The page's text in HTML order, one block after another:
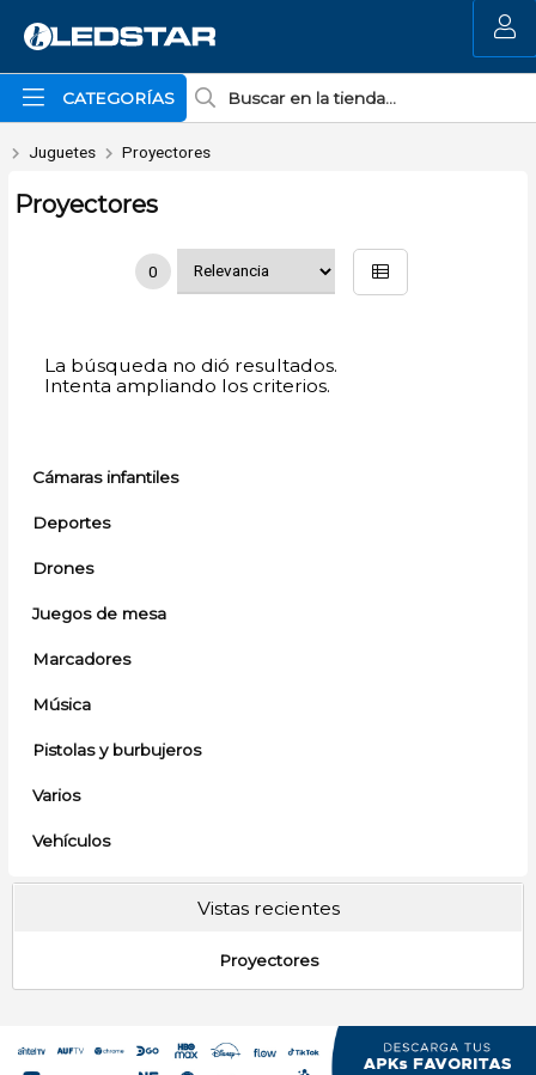
CATEGORÍAS
MI COMPRA
Juguetes Proyectores
Cámaras infantiles
Deportes
Drones
Juegos de mesa
Marcadores
Música
Pistolas y burbujeros
Varios
Vehículos
Proyectores
0
La búsqueda no dió resultados.
Intenta ampliando los criterios.
Vistas recientes
Proyectores